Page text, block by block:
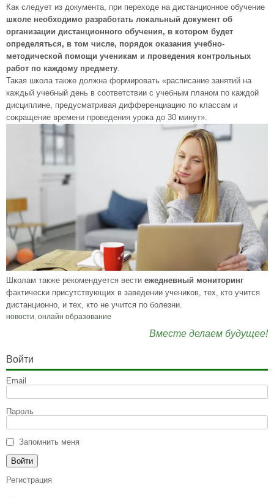
Как следует из документа, при переходе на дистанционное обучение
школе необходимо разработать локальный документ об
организации дистанционного обучения, в котором будет
определяться, в том числе, порядок оказания учебно-
методической помощи ученикам и проведения контрольных
работ по каждому предмету.
Такая школа также должна формировать «расписание занятий на
каждый учебный день в соответствии с учебным планом по каждой
дисциплине, предусматривая дифференциацию по классам и
сокращение времени проведения урока до 30 минут».
Школам также рекомендуется вести ежедневный мониторинг
фактически присутствующих в заведении учеников, тех, кто учится
дистанционно, и тех, кто не учится по болезни.
новости, онлайн образование
Вместе делаем будущее!
Войти
Email
Пароль
Запомнить меня
Регистрация